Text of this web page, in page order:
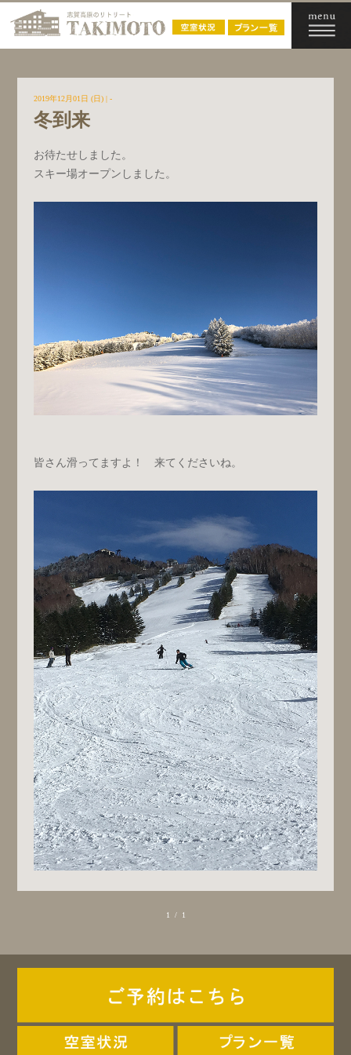
2019年12月01日 (日)| -
冬到来
お待たせしました。
スキー場オープンしました。
皆さん滑ってますよ！ 来てくださいね。
1 / 1